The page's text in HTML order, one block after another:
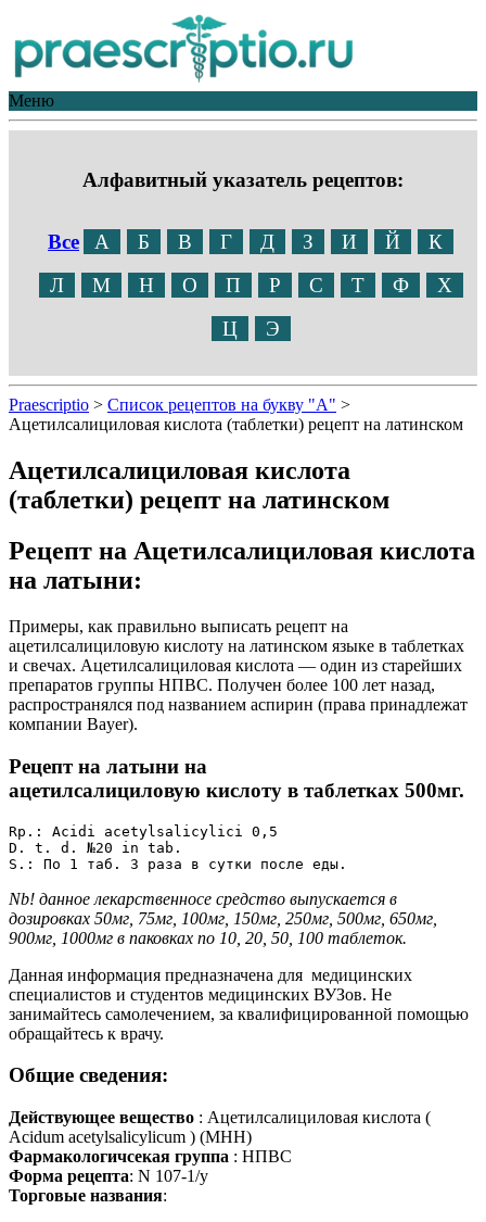
Меню
Алфавитный указатель рецептов:
Все А Б В Г Д З И Й
К
Л
М Н О П Р С Т Ф
Х
Ц
Э
Praescriptio > Список рецептов на букву "А" >
Ацетилсалициловая кислота (таблетки) рецепт на латинском
Ацетилсалициловая кислота
(таблетки) рецепт на латинском
Рецепт на Ацетилсалициловая кислота
на латыни:
Примеры, как правильно выписать рецепт на
ацетилсалициловую кислоту на латинском языке в таблетках
и свечах. Ацетилсалициловая кислота — один из старейших
препаратов группы НПВС. Получен более 100 лет назад,
распространялся под названием аспирин (права принадлежат
компании Bayer).
Рецепт на латыни на
ацетилсалициловую кислоту в таблетках 500мг.
Rp.: Acidi acetylsalicylici 0,5
D. t. d. №20 in tab.
S.: По 1 таб. 3 раза в сутки после еды.
Nb! данное лекарственносе средство выпускается в
дозировках 50мг, 75мг, 100мг, 150мг, 250мг, 500мг, 650мг,
900мг, 1000мг в паковках по 10, 20, 50, 100 таблеток.
Данная информация предназначена для медицинских
специалистов и студентов медицинских ВУЗов. Не
занимайтесь самолечением, за квалифицированной помощью
обращайтесь к врачу.
Общие сведения:
Действующее вещество : Ацетилсалициловая кислота (
Acidum acetylsalicylicum ) (МНН)
Фармакологичсекая группа : НПВС
Форма рецепта: N 107-1/у
Торговые названия: